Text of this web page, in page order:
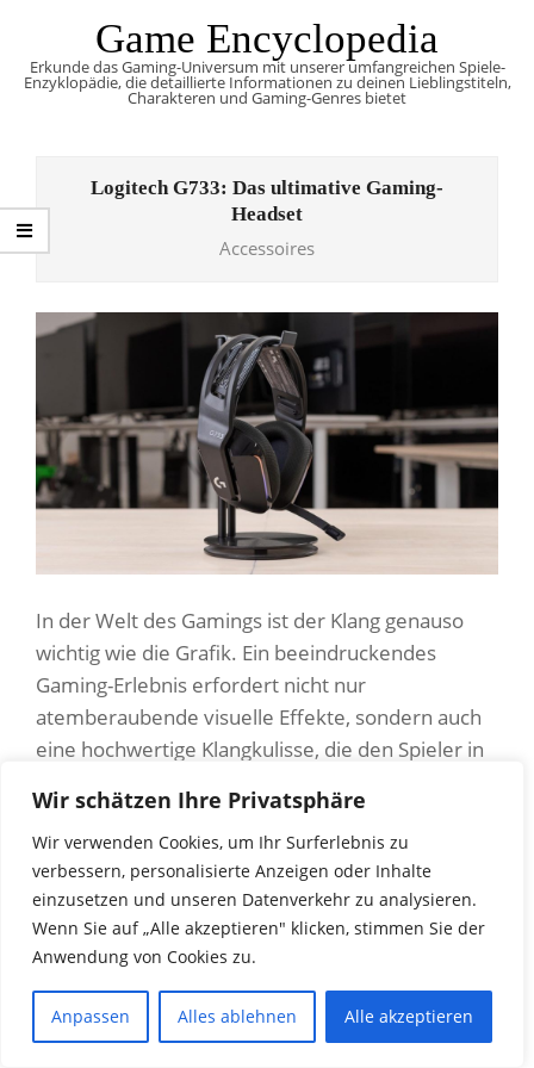
Wir schätzen Ihre Privatsphäre
Wir verwenden Cookies, um Ihr Surferlebnis zu
verbessern, personalisierte Anzeigen oder Inhalte
einzusetzen und unseren Datenverkehr zu analysieren.
Wenn Sie auf „Alle akzeptieren" klicken, stimmen Sie der
Anwendung von Cookies zu.
Anpassen Alles ablehnen Alle akzeptieren
content
Game Encyclopedia
Erkunde das Gaming-Universum mit unserer umfangreichen Spiele-
Enzyklopädie, die detaillierte Informationen zu deinen Lieblingstiteln,
Charakteren und Gaming-Genres bietet
Logitech G733: Das ultimative Gaming-
Headset
Accessoires
In der Welt des Gamings ist der Klang genauso
wichtig wie die Grafik. Ein beeindruckendes
Gaming-Erlebnis erfordert nicht nur
atemberaubende visuelle Effekte, sondern auch
eine hochwertige Klangkulisse, die den Spieler in
möchte ich meine Erfahrungen und Eindrücke mit
dem LOGITECH G733 Gaming-Headset teilen,
einem kabellosen Audio-Peripheriegerät, das
verspricht, die Messlatte für Gaming-Audio auf
ein neues Niveau zu heben.
Gaming-Headsets sind nicht nur Werkzeuge, um
das Spielgeschehen besser zu hören, sondern sie